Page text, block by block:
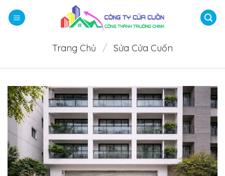
qua
Trang Chủ / Sửa Cửa Cuốn